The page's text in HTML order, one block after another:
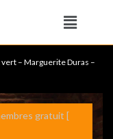
vert – Marguerite Duras –
gratuit [